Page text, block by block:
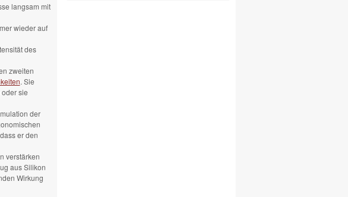
langsam mit
wieder auf
des
zweiten
. Sie
sie
der
er den
verstärken
aus Silikon
Wirkung